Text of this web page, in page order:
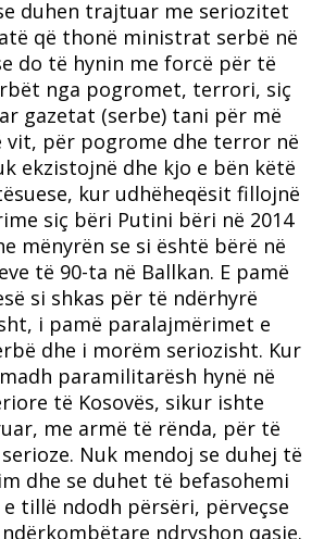
duhen trajtuar me seriozitet
që thonë ministrat serbë në
do të hynin me forcë për të
nga pogromet, terrori, siç
gazetat (serbe) tani për më
vit, për pogrome dhe terror në
ekzistojnë dhe kjo e bën këtë
kur udhëheqësit fillojnë
siç bëri Putini bëri në 2014
mënyrën se si është bërë në
të 90-ta në Ballkan. E pamë
si shkas për të ndërhyrë
i pamë paralajmërimet e
dhe i morëm seriozisht. Kur
paramilitarësh hynë në
të Kosovës, sikur ishte
me armë të rënda, për të
Nuk mendoj se duhej të
dhe se duhet të befasohemi
e tillë ndodh përsëri, përveçse
ndryshon qasje.